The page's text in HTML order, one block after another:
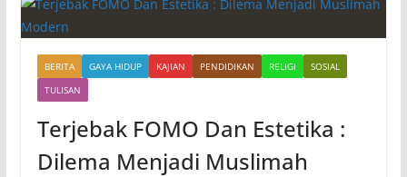
BERITA GAYA HIDUP KAJIAN PENDIDIKAN RELIGI
SOSIAL
TULISAN
Terjebak FOMO Dan Estetika :
Dilema Menjadi Muslimah